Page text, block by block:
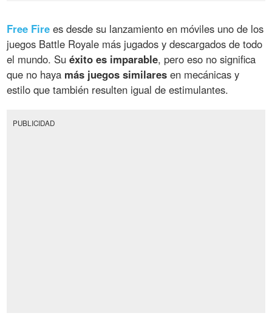
Free Fire es desde su lanzamiento en móviles uno de los
juegos Battle Royale más jugados y descargados de todo
el mundo. Suéxito es imparable, pero eso no significa
que no haya más juegos similares en mecánicas y
estilo que también resulten igual de estimulantes.
PUBLICIDAD